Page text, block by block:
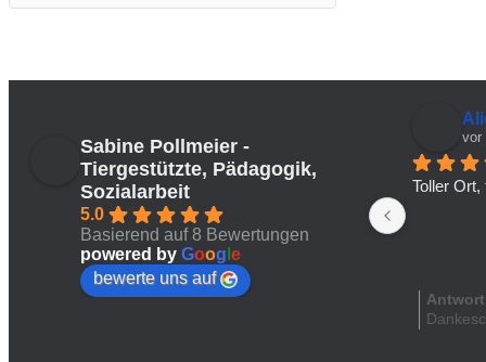
Sabine Pollmeier -
Tiergestützte, Pädagogik,
Sozialarbeit
5.0
Basierend auf 8 Bewertungen
powered by Goog e
bewerte uns auf
vor
Toller